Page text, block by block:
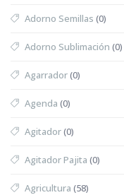
Adorno Semillas (0)
Adorno Sublimación (0)
Agarrador(0)
Agenda (0)
Agitador(0)
Agitador Pajita (0)
Agricultura (58)